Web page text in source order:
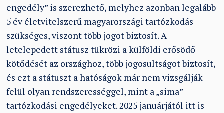
engedély” is szerezhető, melyhez azonban legalább
5 év életvitelszerű magyarországi tartózkodás
szükséges, viszont több jogot biztosít. A
letelepedett státusz tükrözi a külföldi erősödő
kötődését az országhoz, több jogosultságot biztosít,
és ezt a státuszt a hatóságok már nem vizsgálják
felül olyan rendszerességgel, mint a „sima”
tartózkodási engedélyeket. 2025 januárjától itt is